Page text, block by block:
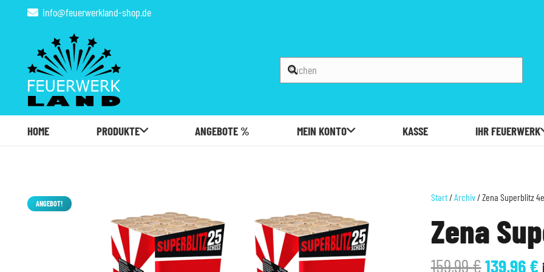
info@feuerwerkland-shop.de
HOME PRODUKTE ANGEBOTE % MEIN KONTO KASSE IHR FEUERWERK
ANGEBOT!
Start/Archiv/ Zena Superblitz
Zena
159,99€139,96€